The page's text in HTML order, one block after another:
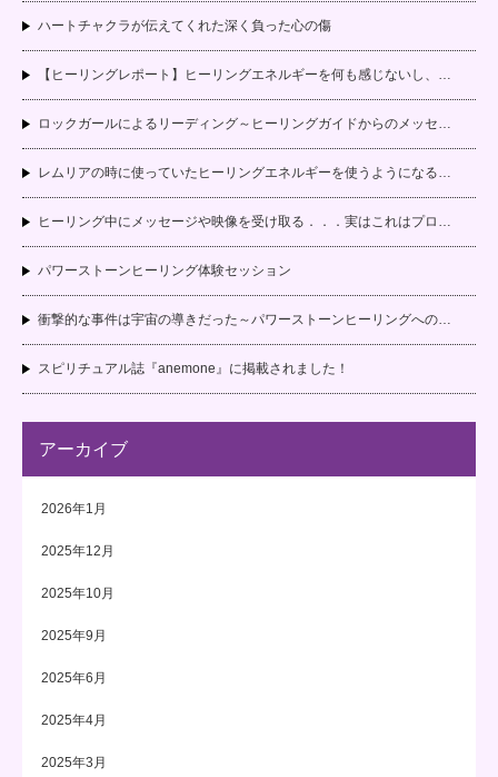
ハートチャクラが伝えてくれた深く負った心の傷
【ヒーリングレポート】ヒーリングエネルギーを何も感じないし、…
ロックガールによるリーディング～ヒーリングガイドからのメッセ…
レムリアの時に使っていたヒーリングエネルギーを使うようになる…
ヒーリング中にメッセージや映像を受け取る．．．実はこれはプロ…
パワーストーンヒーリング体験セッション
衝撃的な事件は宇宙の導きだった～パワーストーンヒーリングへの…
スピリチュアル誌『anemone』に掲載されました！
アーカイブ
2026年1月
2025年12月
2025年10月
2025年9月
2025年6月
2025年4月
2025年3月